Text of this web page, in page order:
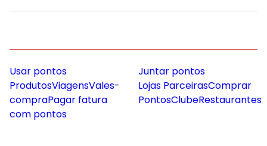
Usar pontos
ProdutosViagensVales-
compraPagar fatura
com pontos
Juntar pontos
Lojas ParceirasComprar
PontosClubeRestaurantes